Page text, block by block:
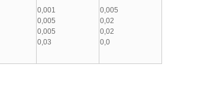
0,001
0,005
0,005
0,03
0,005
0,02
0,02
0,0